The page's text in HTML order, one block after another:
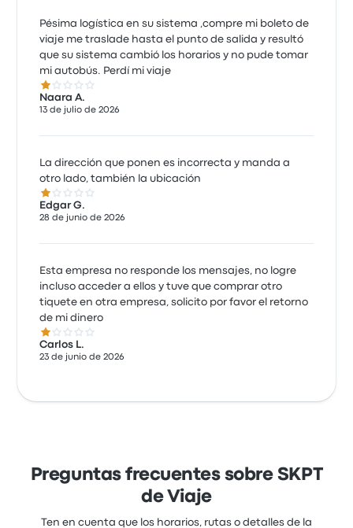
Pésima logística en su sistema ,compre mi boleto de
viaje me traslade hasta el punto de salida y resultó
que su sistema cambió los horarios y no pude tomar
mi autobús. Perdí mi viaje
1.0 de 5 estrellas
Naara A.
13 de julio de 2026
La dirección que ponen es incorrecta y manda a
otro lado, también la ubicación
1.0 de 5 estrellas
Edgar G.
28 de junio de 2026
Esta empresa no responde los mensajes, no logre
incluso acceder a ellos y tuve que comprar otro
tiquete en otra empresa, solicito por favor el retorno
de mi dinero
1.0 de 5 estrellas
Carlos L.
23 de junio de 2026
Preguntas frecuentes sobre SKPT
de Viaje
Ten en cuenta que los horarios, rutas o detalles de la